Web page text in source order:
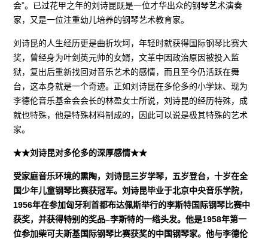
会”。已过花甲之年的刘诗昆既是一位才华出众的钢琴艺术演奏
家，又是一位注重幼儿培养的钢琴艺术教育家。
刘诗昆的人生经历更是曲折坎坷，年轻时就获得国际钢琴比赛大
奖，曾经身为叶剑英元帅的女婿，文革中因政治原因被投入监
狱，复出后重新找回对音乐艺术的感情，而且至今仍活跃在舞
台，这本身就是一个奇迹。正如刘诗昆在多伦多的小学妹、现为
李德伦音乐基金会会长的林盈女士所说，刘诗昆的经历特殊，成
就也特殊，他是特殊材料制成的，因此可以说是极其特殊的艺术
家。
★★刘诗昆对多伦多的深厚感情★★
受家庭音乐环境的熏陶，刘诗昆三岁学琴，五岁登台，十岁在全
国少年儿童钢琴比赛获冠军。刘诗昆毕业于北京中央音乐学院，
1956年在参加匈牙利首都布达佩斯举行的李斯特国际钢琴比赛中
获奖，并获得特别的奖品–李斯特的一绺头发。他是1958年第一
位参加柴可夫斯基国际钢琴比赛获奖的中国钢琴家。他与李德伦